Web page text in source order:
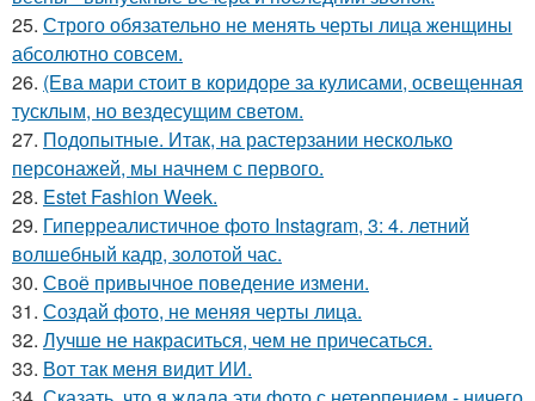
25. Строго обязательно не менять черты лица женщины
абсолютно совсем.
26. (Ева мари стоит в коридоре за кулисами, освещенная
тусклым, но вездесущим светом.
27. Подопытные. Итак, на растерзании несколько
персонажей, мы начнем с первого.
28. Estet Fashion Week.
29. Гиперреалистичное фото Instagram, 3: 4. летний
волшебный кадр, золотой час.
30. Своё привычное поведение измени.
31. Создай фото, не меняя черты лица.
32. Лучше не накраситься, чем не причесаться.
33. Вот так меня видит ИИ.